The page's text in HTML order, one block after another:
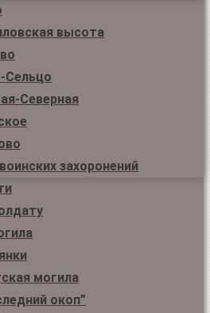
высота
Сельцо
Северная
захоронений
могила
окоп”